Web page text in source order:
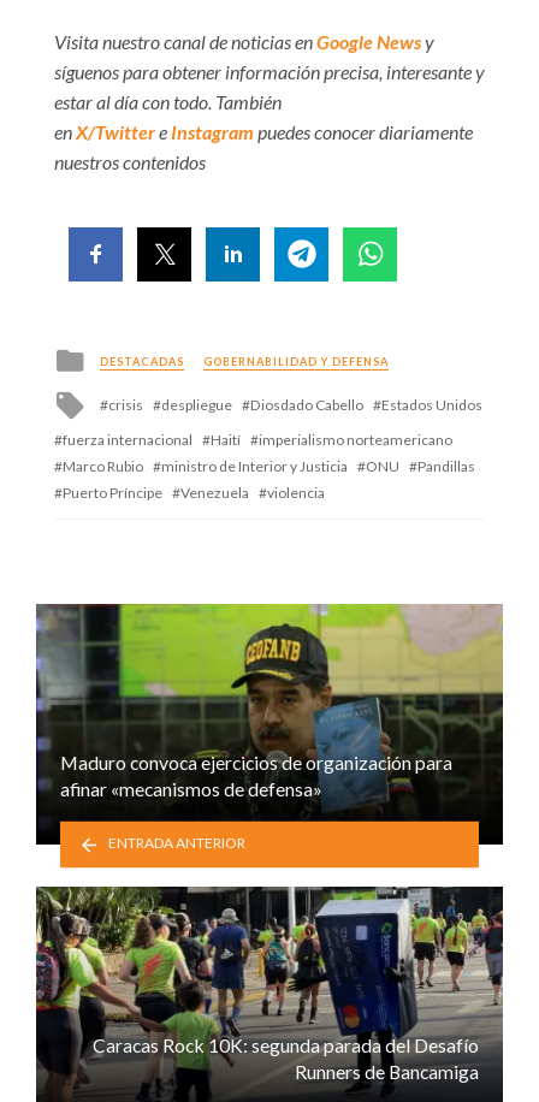
Visita nuestro canal de noticias enGoogle Newsy
síguenos para obtener información precisa, interesante y
estar al día con todo. También
en X/Twittere Instagram puedes conocer diariamente
nuestros contenidos
Posted
in
DESTACADAS GOBERNABILIDAD Y DEFENSA
Tagged
crisis despliegue Diosdado Cabello
Estados Unidos
fuerza internacional
Haití
imperialismo norteamericano
Marco Rubio
ministro de Interior y Justicia ONU
Pandillas
Puerto Príncipe
Venezuela violencia
Maduro convoca ejercicios de organización para
afinar «mecanismos de defensa»
ENTRADA ANTERIOR
Caracas Rock 10K: segunda parada del Desafío
Runners de Bancamiga